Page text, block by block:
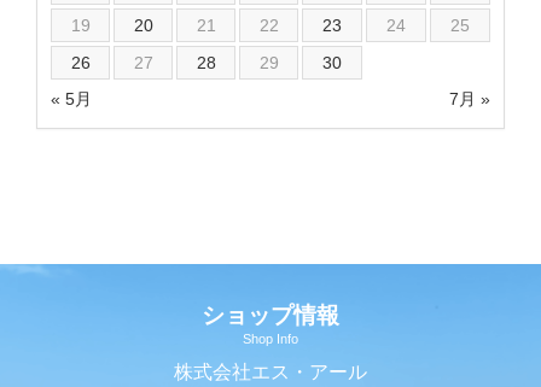
« 5月 7月 »
19
20 21 22 23 24
25
26
27 28 29 30
ショップ情報
Shop Info
株式会社エス・アール